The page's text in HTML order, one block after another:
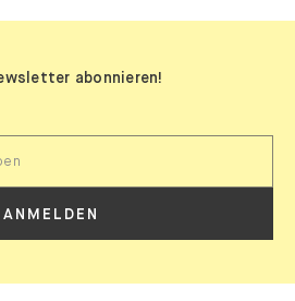
abonnieren!
ANMELDEN